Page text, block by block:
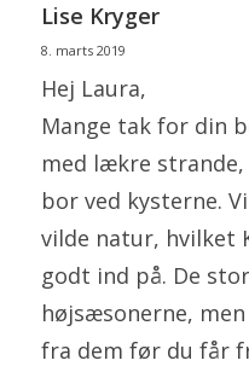
Lise Kryger
8. marts 2019
Hej Laura,
Mange tak for din
med lækre
bor ved kysterne.
vilde natur, hvilket
godt ind på. De
højsæsonerne,
fra dem før du får